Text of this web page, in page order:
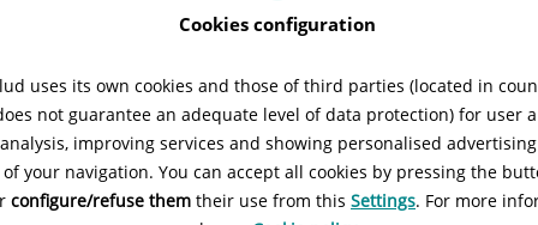
d'assistance et de non-assistance la formation des élèves
Cookies configuration
uses its own cookies and those of third parties (located in
not guarantee an adequate level of data protection) for user
improving services and showing personalised
your navigation. You can accept all cookies by pressing the
configure/refuse them their use from this Settings. For more